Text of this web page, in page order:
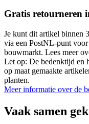
Gratis retourneren
Je kunt dit artikel binnen
via een PostNL-punt
bouwmarkt. Lees meer
Let op: De bedenktijd en
op maat gemaakte
planten.
Meer informatie over de
Vaak samen